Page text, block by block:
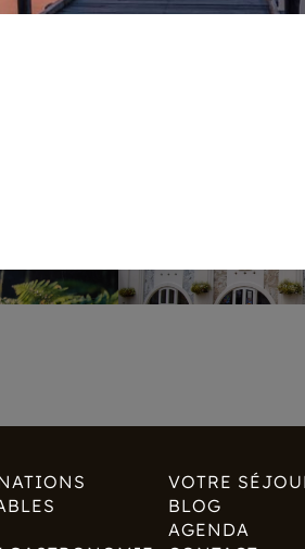
VOTRE
BLOG
AGENDA